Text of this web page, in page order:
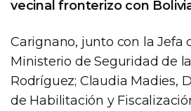
vecinal fronterizo con
Carignano, junto con la Jefa
Ministerio de Seguridad de
Rodríguez; Claudia Madies,
de Habilitación y